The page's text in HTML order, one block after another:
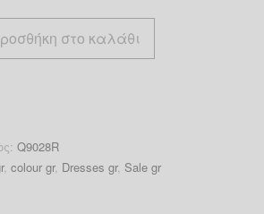
στο καλάθι
Q9028R
, colour gr, Dresses gr, Sale gr